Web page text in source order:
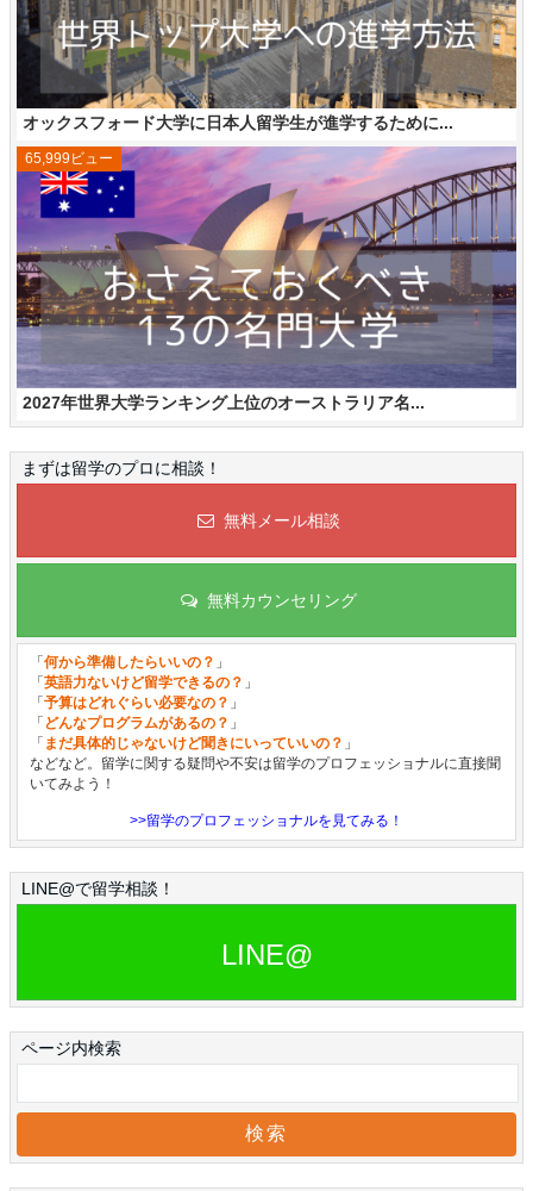
オックスフォード大学に日本人留学生が進学するために...
2027年世界大学ランキング上位のオーストラリア名...
65,999ビュー
まずは留学のプロに相談！
無料メール相談
無料カウンセリング
「何から準備したらいいの？ 」
「英語力ないけど留学できるの？ 」
「予算はどれぐらい必要なの？ 」
「 どんなプログラムがあるの？ 」
「 まだ具体的じゃないけど聞きにいっていいの？ 」
などなど。留学に関する疑問や不安は留学のプロフェッショナルに直接聞
いてみよう！
>>留学のプロフェッショナルを見てみる！
LINE@で留学相談！
LINE@
ページ内検索